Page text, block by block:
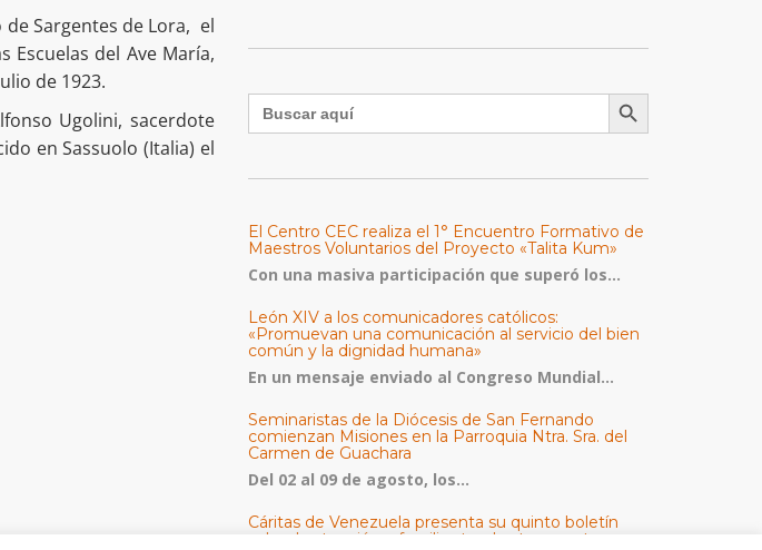
Sargentes de Lora, el
Escuelas del Ave María,
de 1923.
Ugolini, sacerdote
en Sassuolo (Italia) el
Buscar: Botón de búsqueda
El Centro CEC realiza el 1° Encuentro Formativo de
Maestros Voluntarios del Proyecto «Talita Kum»
Con una masiva participación que superó los...
León XIV a los comunicadores católicos:
«Promuevan una comunicación al servicio del bien
común y la dignidad humana»
En un mensaje enviado al Congreso Mundial...
Seminaristas de la Diócesis de San Fernando
comienzan Misiones en la Parroquia Ntra. Sra. del
Carmen de Guachara
Del 02 al 09 de agosto, los...
Cáritas de Venezuela presenta su quinto boletín
sobre la atención a familias tras los terremotos